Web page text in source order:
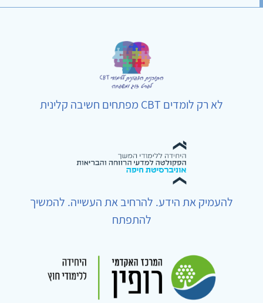
לא רק לומדים CBT מפתחים חשיבה קלינית
להעמיק את הידע. להרחיב את העשייה. להמשיך
להתפתח